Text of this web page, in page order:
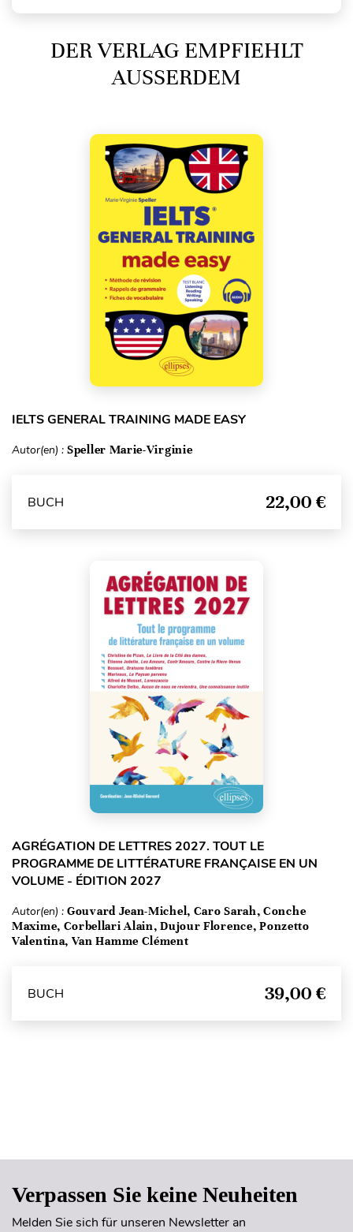
DER VERLAG EMPFIEHLT
AUSSERDEM
IELTS GENERAL TRAINING MADE EASY
Autor(en) : Speller Marie-Virginie
BUCH 22,00 €
AGRÉGATION DE LETTRES 2027. TOUT LE
PROGRAMME DE LITTÉRATURE FRANÇAISE EN UN
VOLUME - ÉDITION 2027
Autor(en) : Gouvard Jean-Michel, Caro Sarah, Conche
Maxime, Corbellari Alain, Dujour Florence, Ponzetto
Valentina, Van Hamme Clément
BUCH 39,00 €
Verpassen Sie keine Neuheiten
Melden Sie sich für unseren Newsletter an